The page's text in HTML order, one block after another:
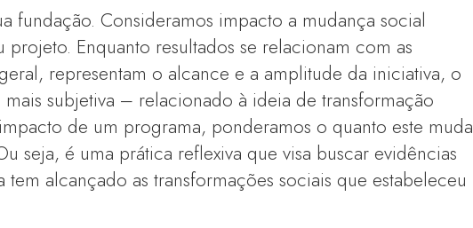
fundação. Consideramos impacto a mudança social
Enquanto resultados se relacionam com as
representam o alcance e a amplitude da iniciativa, o
subjetiva – relacionado à ideia de transformação
de um programa, ponderamos o quanto este muda
seja, é uma prática reflexiva que visa buscar evidências
alcançado as transformações sociais que estabeleceu